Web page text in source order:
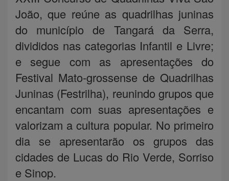
João, que reúne as quadrilhas juninas
do município de Tangará da Serra,
divididos nas categorias Infantil e Livre;
e segue com as apresentações do
Festival Mato-grossense de Quadrilhas
Juninas (Festrilha), reunindo grupos que
encantam com suas apresentações e
valorizam a cultura popular. No primeiro
dia se apresentarão os grupos das
cidades de Lucas do Rio Verde, Sorriso
e Sinop.